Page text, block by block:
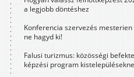
a legjobb döntéshez
Konferencia szervezés
ne hagyd ki!
Falusi turizmus: közösségi
képzési program